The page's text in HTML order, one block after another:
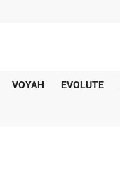
VOYAH EVOLUTE